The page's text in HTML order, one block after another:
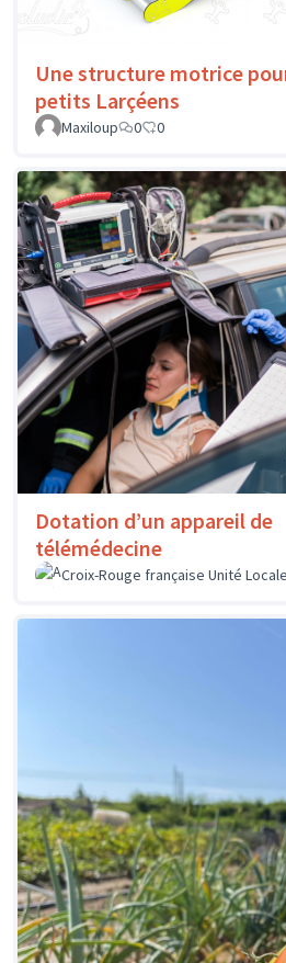
Une structure motrice
petits Larçéens
Maxiloup
0 0
Dotation d’un appareil de
télémédecine
Croix-Rouge française Unité